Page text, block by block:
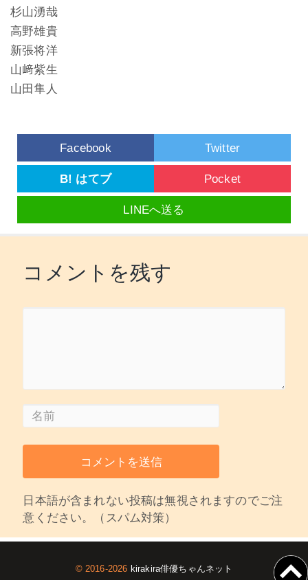
杉山湧哉
高野雄貴
新張将洋
山﨑紫生
山田隼人
Facebook Twitter
B! はてブ Pocket
LINEへ送る
コメントを残す
日本語が含まれない投稿は無視されますのでご注
意ください。（スパム対策）
© 2016-2026 kirakira俳優ちゃんネット